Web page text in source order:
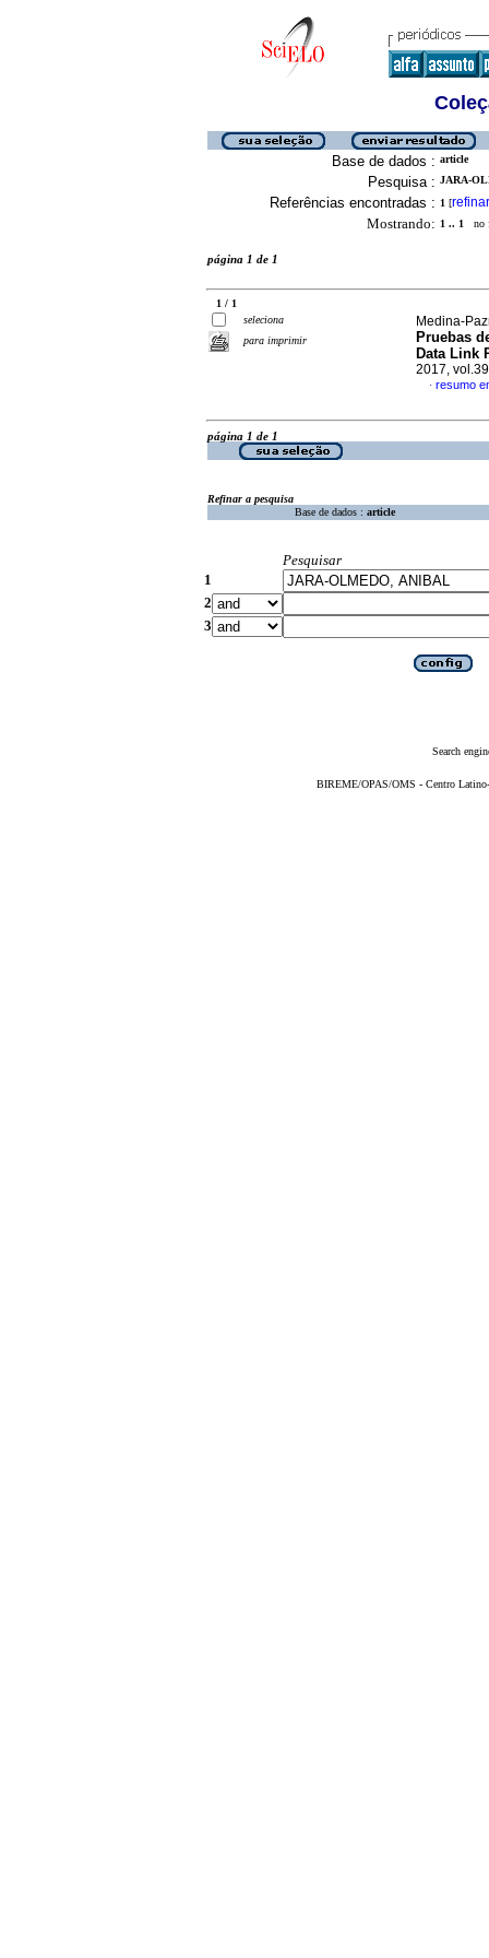
Base de dados : article
Pesquisa : JARA-
Referências encontradas : 1 [refinar
Mostrando: 1 .. 1 no
página 1 de 1
1 / 1
seleciona
para imprimir
Medina-
Pruebas
Data Link
2017,
· resumo
página 1 de 1
Refinar a pesquisa
Base de dados : article
Pesquisar
1
2
3
Search
BIREME/OPAS/OMS - Centro Latino-